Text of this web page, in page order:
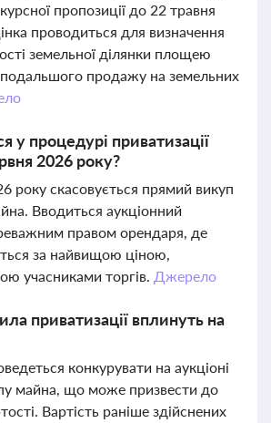
пропозиції до 22 травня
проводиться для визначення
земельної ділянки площею
продажу на земельних
у процедурі приватизації
2026 року?
року скасовується прямий викуп
Вводиться аукціонний
правом орендаря, де
за найвищою ціною,
учасниками торгів. Джерело
приватизації вплинуть на
конкурувати на аукціоні
майна, що може призвести до
Вартість раніше здійснених